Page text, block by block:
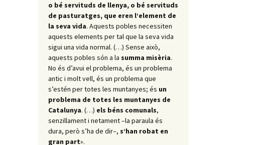
o bé servituds de llenya, o bé servituds
de pasturatges, que eren l’element de
la seva vida. Aquests pobles necessiten
aquests elements per tal que la seva vida
sigui una vida normal. (…) Sense això,
aquests pobles són a la summa misèria.
No és d’avui el problema, és un problema
antic i molt vell, és un problema que
s’estén per totes les muntanyes; és un
problema de totes les muntanyes de
Catalunya. (…) els béns comunals,
senzillament i netament –la paraula és
dura, però s’ha de dir–, s’han robat en
gran part».